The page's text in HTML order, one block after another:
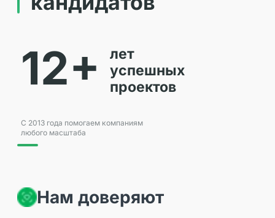
12+
лет
успешных
проектов
С 2013 года помогаем компаниям
любого масштаба
Нам доверяют